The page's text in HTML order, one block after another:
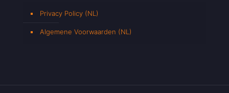
Privacy Policy (NL)
Algemene Voorwaarden (NL)